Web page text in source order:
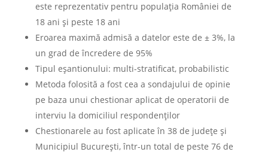
este reprezentativ pentru populația României de
18 ani și peste 18 ani
Eroarea maximă admisă a datelor este de ± 3%, la
un grad de încredere de 95%
Tipul eșantionului: multi-stratificat, probabilistic
Metoda folosită a fost cea a sondajului de opinie
pe baza unui chestionar aplicat de operatorii de
interviu la domiciliul respondenţilor
Chestionarele au fost aplicate în 38 de județe și
Municipiul București, într-un total de peste 76 de